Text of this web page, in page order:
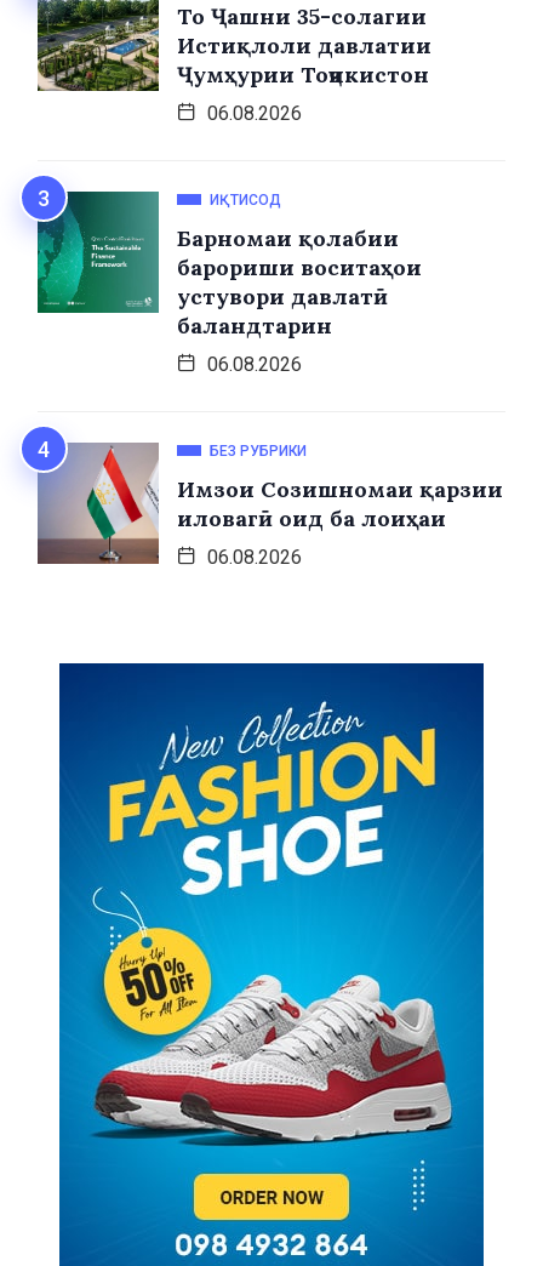
То Ҷашни 35-солагии
Истиқлоли давлатии
Ҷумҳурии Тоҷикистон
06.08.2026
ИҚТИСОД
Барномаи қолабии
барориши воситаҳои
устувори давлатӣ
баландтарин
06.08.2026
БЕЗ РУБРИКИ
Имзои Созишномаи қарзии
иловагӣ оид ба лоиҳаи
06.08.2026